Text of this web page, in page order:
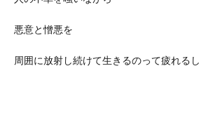
悪意と憎悪を
周囲に放射し続けて生きるのって疲れるし